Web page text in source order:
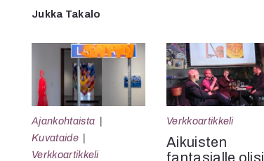
Jukka Takalo
Ajankohtaista
Kuvataide
Verkkoartikkeli
Verkkoartikkeli
Aikuisten
fantasialle olisi